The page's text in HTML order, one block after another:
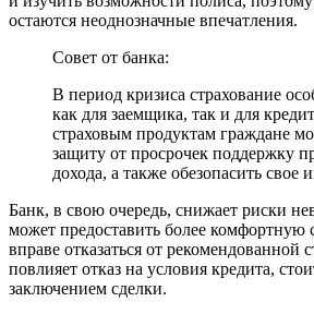
остаются неоднозначные впечатления.
Совет от банка:
В период кризиса страхование
как для заемщика, так и для
страховым продуктам граждане
защиту от просрочек поддержку
дохода, а также обезопасить свое
Банк, в свою очередь, снижает риски
может предоставить более комфортную
вправе отказаться от рекомендованной
повлияет отказ на условия кредита,
заключением сделки.